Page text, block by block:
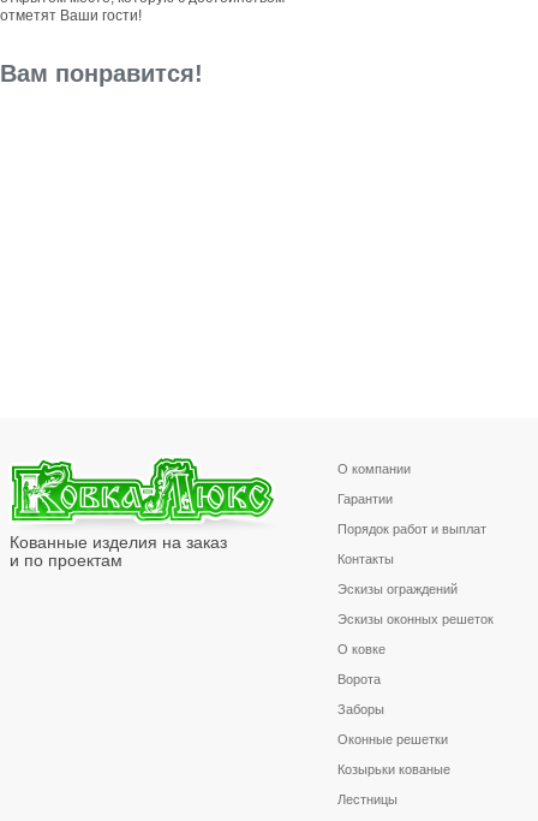
отметят Ваши гости!
Вам понравится!
Кованные изделия на заказ
и по проектам
О компании
Гарантии
Порядок работ и выплат
Контакты
Эскизы ограждений
Эскизы оконных решеток
О ковке
Ворота
Заборы
Оконные решетки
Козырьки кованые
Лестницы